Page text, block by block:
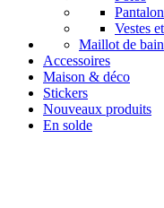
Vestes
Maillot de bain
Accessoires
Maison & déco
Stickers
Nouveaux produits
En solde